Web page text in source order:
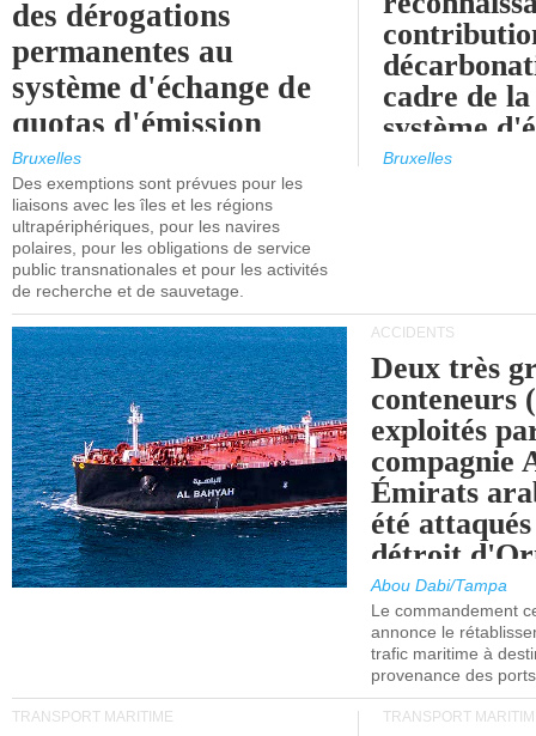
des dérogations
permanentes au
système d'échange de
quotas d'émission
maritimes de l'UE
après 2030.
Bruxelles
Des exemptions sont prévues pour les
liaisons avec les îles et les régions
ultrapériphériques, pour les navires
polaires, pour les obligations de service
public transnationales et pour les activités
de recherche et de sauvetage.
cadre de
système
quotas
Bruxelles
ACCIDENTS
Deux très
conteneurs
exploités
compagnie
Émirats
été
détroit
Abou Dabi/Tampa
Le commandement
annonce le
trafic maritime à
provenance des
TRANSPORT MARITIME TRANSPORT